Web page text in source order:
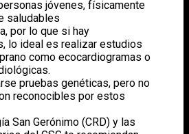
jóvenes, físicamente
saludables
por lo que si hay
lo ideal es realizar estudios
como ecocardiogramas o
pruebas genéticas, pero no
reconocibles por estos
San Gerónimo (CRD) y las